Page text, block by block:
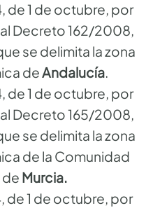
de 1 de octubre, por
Decreto 162/2008,
se delimita la zona
deAndalucía.
de 1 de octubre, por
Decreto 165/2008,
se delimita la zona
de la Comunidad
de Murcia.
de 1 de octubre, por